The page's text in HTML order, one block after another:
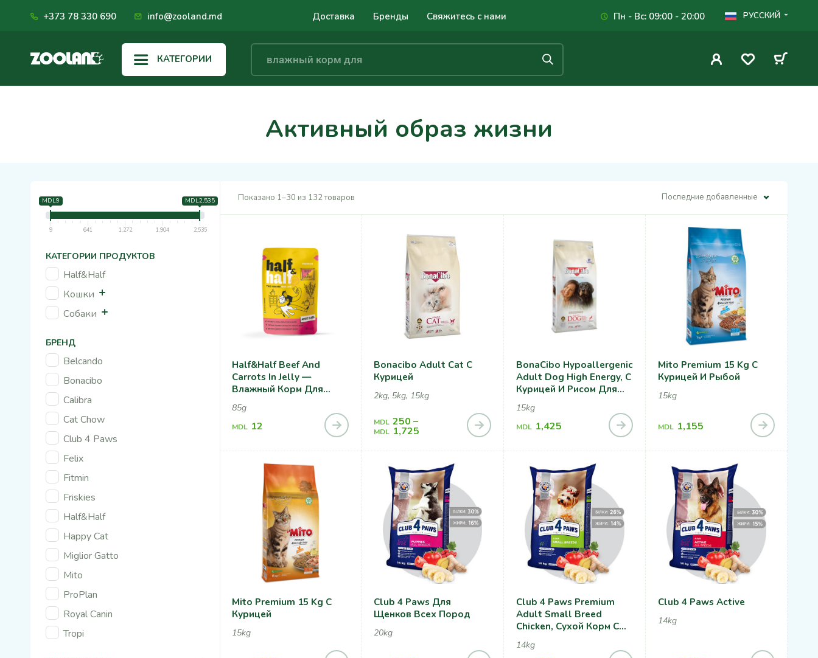
+373 78 330 690 info@zooland.md Доставка Бренды Свяжитесь с нами Пн - Вс: 09:00 - 20:00 РУССКИЙ
КАТЕГОРИИ
Активный образ жизни
MDL9 MDL2,535
9 641 1,272 1,904 2,535
КАТЕГОРИИ ПРОДУКТОВ
Half&Half
Кошки
Собаки
БРЕНД
Belcando
Bonacibo
Calibra
Cat Chow
Club 4 Paws
Felix
Fitmin
Friskies
Half&Half
Happy Cat
Miglior Gatto
Mito
ProPlan
Royal Canin
Tropi
Показано 1–30 из 132 товаров Последние добавленные
Half&Half Beef And
Carrots In Jelly —
Влажный Корм Для
Кошек, С Говядиной И
Морковью В Желе
85g
MDL 12
Bonacibo Adult Cat С
Курицей
2kg, 5kg, 15kg
MDL 250 –
MDL 1,725
BonaCibo Hypoallergenic
Adult Dog High Energy, С
Курицей И Рисом Для
Собак
15kg
MDL 1,425
Mito Premium 15 Kg С
Курицей И Рыбой
15kg
MDL 1,155
Mito Premium 15 Kg С
Курицей
15kg
Club 4 Paws Для
Щенков Всех Пород
20kg
Club 4 Paws Premium
Adult Small Breed
Chicken, Cухой Корм С
Собак Малых Пород
14kg
Club 4 Paws Active
14kg